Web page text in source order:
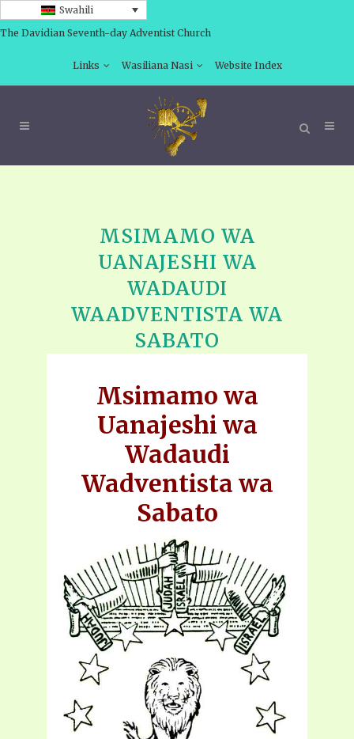
Swahili
The Davidian Seventh-day Adventist Church
Links Wasiliana Nasi Website Index
MSIMAMO WA
UANAJESHI WA
WADAUDI
WAADVENTISTA WA
SABATO
Msimamo wa
Uanajeshi wa
Wadaudi
Wadventista wa
Sabato